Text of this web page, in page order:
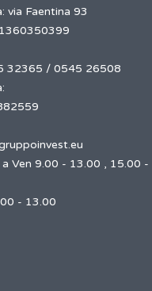
via Faentina 93
32365 / 0545 26508
a Ven 9.00 - 13.00 , 15.00 -
- 13.00